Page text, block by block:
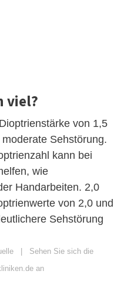
viel?
von 1,5
Sehstörung.
kann bei
wie
Handarbeiten. 2,0
von 2,0 und
Sehstörung
| Sehen Sie sich die
an